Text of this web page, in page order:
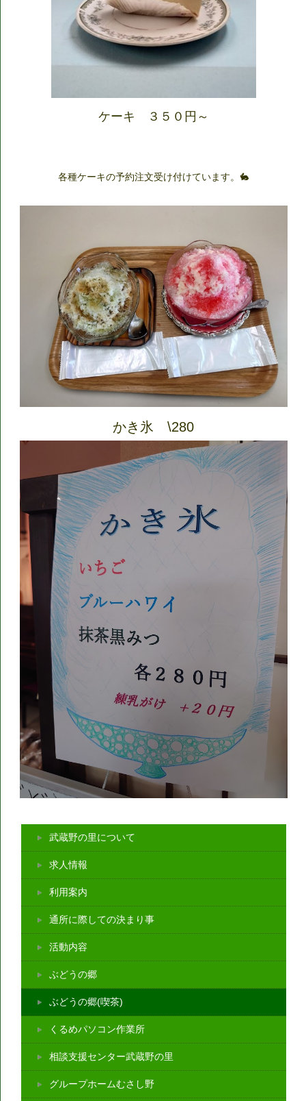
ケーキ ３５０円～
各種ケーキの予約注文受け付けています。🐇
かき氷 \280
武蔵野の里について
求人情報
利用案内
通所に際しての決まり事
活動内容
ぶどうの郷
ぶどうの郷(喫茶)
くるめパソコン作業所
相談支援センター武蔵野の里
グループホームむさし野